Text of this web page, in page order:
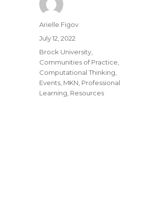
Author
Arielle Figov
Posted
on
July 12, 2022
Categories
Brock University,
Communities of Practice,
Computational Thinking,
Events, MKN, Professional
Learning, Resources